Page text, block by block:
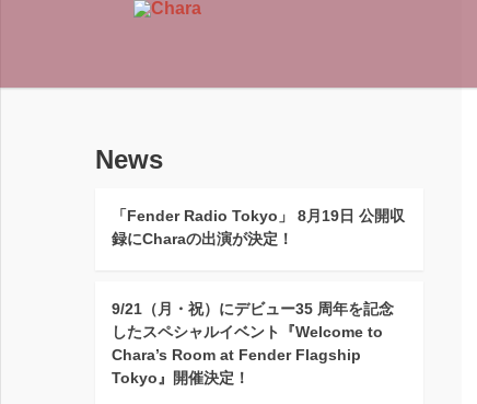
News
「Fender Radio Tokyo」 8月19日 公開収
録にCharaの出演が決定！
9/21（月・祝）にデビュー35 周年を記念
したスペシャルイベント『Welcome to
Chara’s Room at Fender Flagship
Tokyo』開催決定！